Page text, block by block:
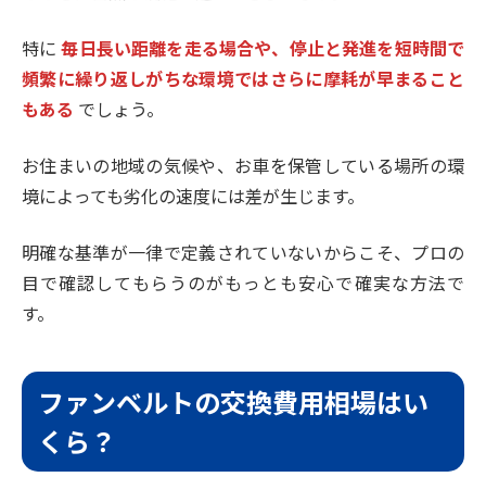
特に 毎日長い距離を走る場合や、停止と発進を短時間で
頻繁に繰り返しがちな環境ではさらに摩耗が早まること
もある でしょう。
お住まいの地域の気候や、お車を保管している場所の環
境によっても劣化の速度には差が生じます。
明確な基準が一律で定義されていないからこそ、プロの
目で確認してもらうのがもっとも安心で確実な方法で
す。
ファンベルトの交換費用相場はい
くら？